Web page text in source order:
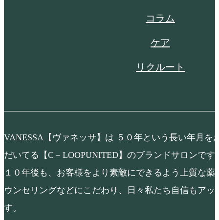
コラム
ケア
リクルート
VANESSA【ヴァネッサ】は ５０年という長い年月を
だいてる【C－LOOPUNITED】のブランドサロンで
１０年後も、お客様をより素敵にできるよう上質な
ウンセリングなどにこだわり、日々私たち自信もアッ
す。